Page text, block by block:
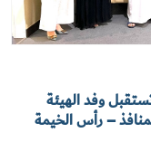
وفد الهيئة
– رأس الخيمة